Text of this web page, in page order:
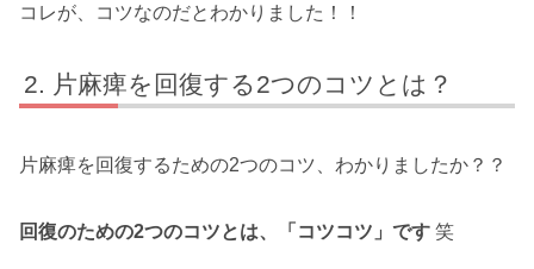
コレが、コツなのだとわかりました！！
片麻痺を回復する2つのコツとは？
片麻痺を回復するための2つのコツ、わかりましたか？？
回復のための2つのコツとは、「コツコツ」です 笑